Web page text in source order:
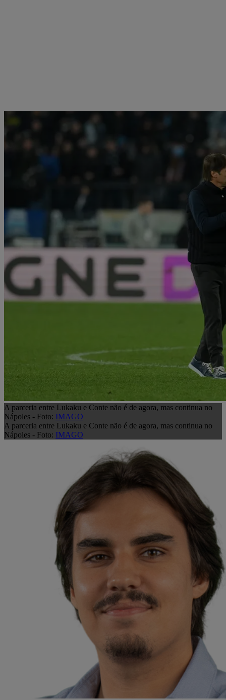
A parceria entre Lukaku e Conte não é de agora, mas continua no
Nápoles - Foto: IMAGO
A parceria entre Lukaku e Conte não é de agora, mas continua no
Nápoles - Foto: IMAGO